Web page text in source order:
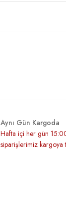
Aynı Gün Kargoda
Hafta içi her gün
siparişlerimiz kargoya